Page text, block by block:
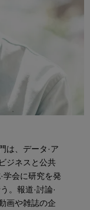
は、データ·ア
ジネスと公共
学会に研究を発
。報道·討論·
画や雑誌の企